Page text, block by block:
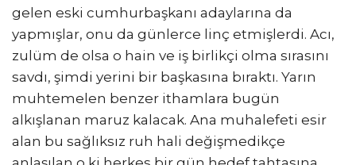
gelen eski cumhurbaşkanı adaylarına da
yapmışlar, onu da günlerce linç etmişlerdi. Acı,
zulüm de olsa o hain ve iş birlikçi olma sırasını
savdı, şimdi yerini bir başkasına bıraktı. Yarın
muhtemelen benzer ithamlara bugün
alkışlanan maruz kalacak. Ana muhalefeti esir
alan bu sağlıksız ruh hali değişmedikçe